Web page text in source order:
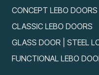
CONCEPT LEBO DOORS
CLASSIC LEBO DOORS
GLASS DOOR | STEEL
FUNCTIONAL LEBO